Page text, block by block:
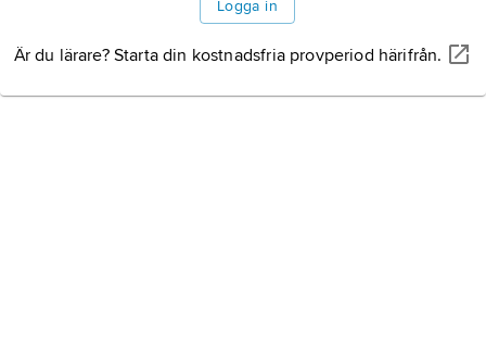
Logga in
Är du lärare? Starta din kostnadsfria provperiod härifrån.